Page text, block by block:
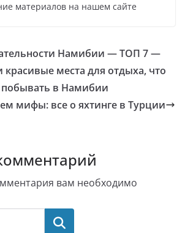
материалов на нашем сайте
Намибии — ТОП 7 —
места для отдыха, что
побывать в Намибии
мифы: все о яхтинге в Турции
вам необходимо
Поиск